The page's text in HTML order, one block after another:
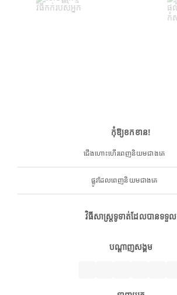
កុំឱ្យខកខាន!
ជើងហោះហើរពេញនិយមជាងគេ
ផ្លូវដែលពេញនិយមជាងគេ
វិធីសាស្ត្រទូទាត់ដែលបានទទួល
បណ្តាញសង្គម